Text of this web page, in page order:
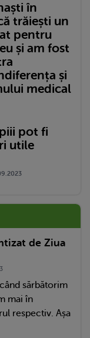
în
trăiești un
pentru
și am fost
și
medical
pot fi
utile
de Ziua
sărbătorim
mai în
respectiv. Așa